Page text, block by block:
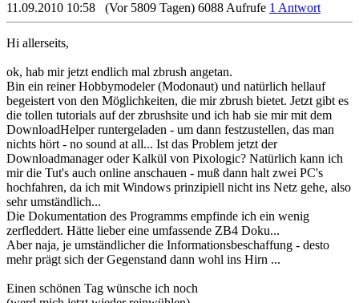
11.09.2010 10:58 (Vor 5809 Tagen) 6088 Aufrufe 1 Antwort
Hi allerseits,
ok, hab mir jetzt endlich mal zbrush angetan.
Bin ein reiner Hobbymodeler (Modonaut) und natürlich hellauf
begeistert von den Möglichkeiten, die mir zbrush bietet. Jetzt gibt es
die tollen tutorials auf der zbrushsite und ich hab sie mir mit dem
DownloadHelper runtergeladen - um dann festzustellen, das man
nichts hört - no sound at all... Ist das Problem jetzt der
Downloadmanager oder Kalkül von Pixologic? Natürlich kann ich
mir die Tut's auch online anschauen - muß dann halt zwei PC's
hochfahren, da ich mit Windows prinzipiell nicht ins Netz gehe, also
sehr umständlich...
Die Dokumentation des Programms empfinde ich ein wenig
zerfleddert. Hätte lieber eine umfassende ZB4 Doku...
Aber naja, je umständlicher die Informationsbeschaffung - desto
mehr prägt sich der Gegenstand dann wohl ins Hirn ...
Einen schönen Tag wünsche ich noch